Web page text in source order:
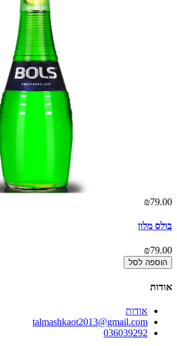
₪79.00
בולס מלון
₪79.00
הוספה לסל
אודות
אודות
talmashkaot2013@gmail.com
036039292